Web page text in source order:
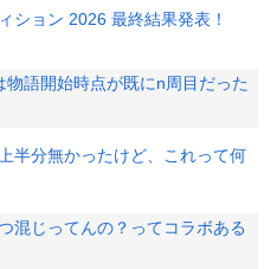
ション 2026 最終結果発表！
物語開始時点が既にn周目だった
半分無かったけど、これって何
混じってんの？ってコラボある